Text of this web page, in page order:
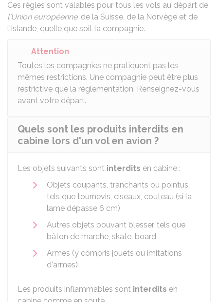
Ces règles sont valables pour tous les vols au départ de
l'Union européenne, de la Suisse, de la Norvège et de
l'Islande, quelle que soit la compagnie.
Attention
Toutes les compagnies ne pratiquent pas les
mêmes restrictions. Une compagnie peut être plus
restrictive que la réglementation. Renseignez-vous
avant votre départ.
Quels sont les produits interdits en
cabine lors d'un vol en avion ?
Les objets suivants sont interdits en cabine :
Objets coupants, tranchants ou pointus,
tels que tournevis, ciseaux, couteau (si la
lame dépasse 6 cm)
Autres objets pouvant blesser, tels que
bâton de marche, skate-board
Armes (y compris jouets ou imitations
d'armes)
Les produits inflammables sont interdits en